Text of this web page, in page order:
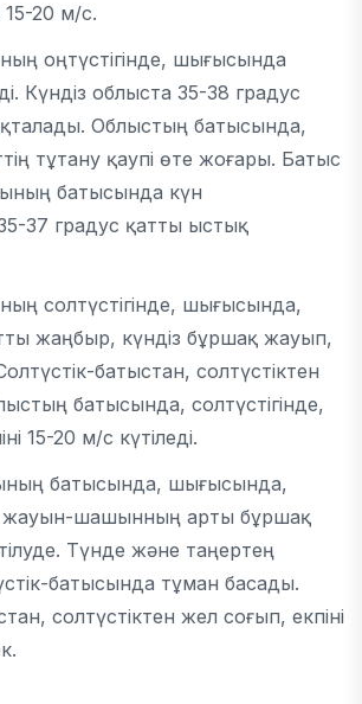
15-20 м/с.
оңтүстігінде, шығысында
Күндіз облыста 35-38 градус
Облыстың батысында,
тұтану қаупі өте жоғары. Батыс
батысында күн
35-37 градус қатты ыстық
солтүстігінде, шығысында,
жаңбыр, күндіз бұршақ жауып,
батыстан, солтүстіктен
батысында, солтүстігінде,
15-20 м/с күтіледі.
батысында, шығысында,
жауын-шашынның арты бұршақ
Түнде және таңертең
батысында тұман басады.
солтүстіктен жел соғып, екпіні